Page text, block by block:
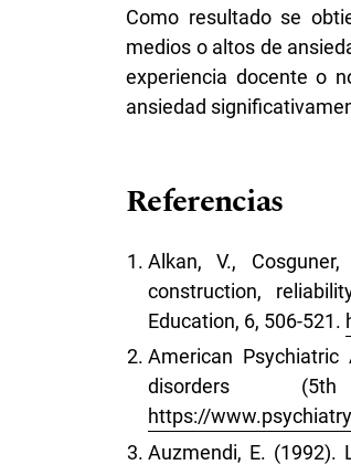
Como resultado se
medios o altos de
experiencia docente o
ansiedad
Referencias
Alkan, V.,
construction,
Education, 6, 506-521.
American
disorders
https://
Auzmendi, E. (1992).